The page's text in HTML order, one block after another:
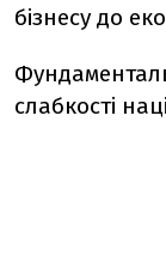
бізнесу до
слабкості